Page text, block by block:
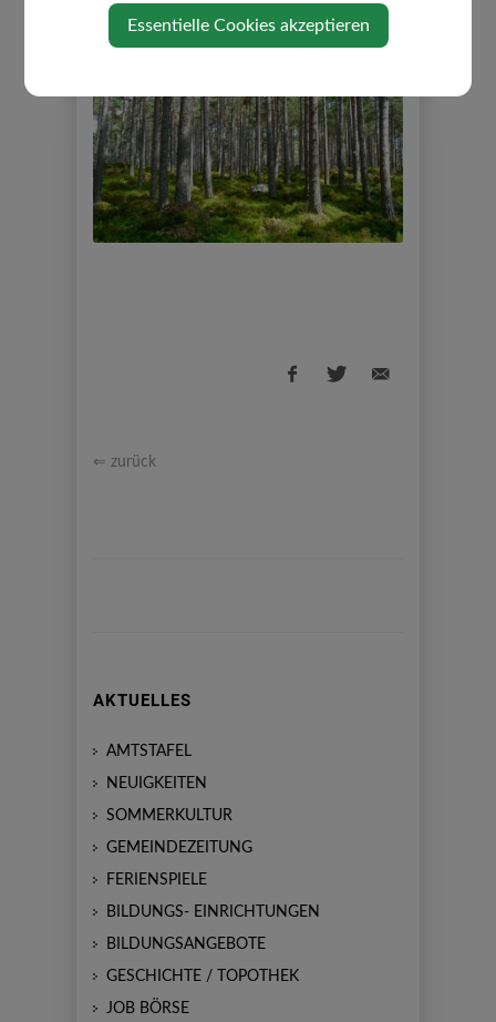
⇐ zurück
AKTUELLES
AMTSTAFEL
NEUIGKEITEN
SOMMERKULTUR
GEMEINDEZEITUNG
FERIENSPIELE
BILDUNGS- EINRICHTUNGEN
BILDUNGSANGEBOTE
GESCHICHTE / TOPOTHEK
JOB BÖRSE
Essentielle Cookies akzeptieren